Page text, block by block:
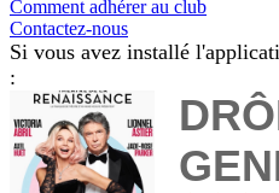
Comment adhérer au club
Contactez-nous
Si vous avez installé
: